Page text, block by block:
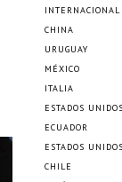
INTERNACIONAL
CHINA
URUGUAY
MÉXICO
ITALIA
ESTADOS UNIDOS
ECUADOR
ESTADOS UNIDOS
CHILE